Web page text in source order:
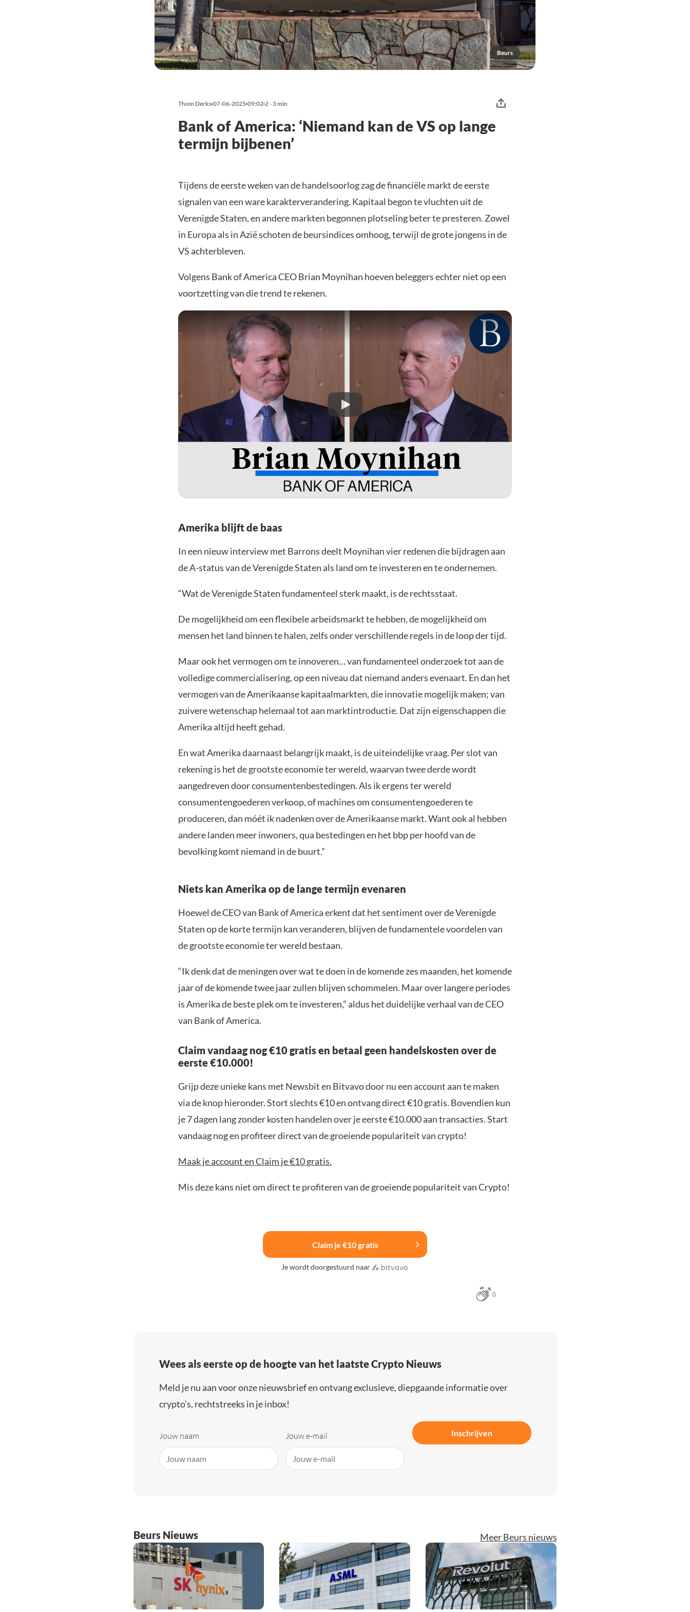
Beurs
Thom Derks 07-06-2025 09:02 2 - 3 min
Bank of America: ‘Niemand kan de VS op lange
termijn bijbenen’
Tijdens de eerste weken van de handelsoorlog zag de financiële markt de eerste
signalen van een ware karakterverandering. Kapitaal begon te vluchten uit de
Verenigde Staten, en andere markten begonnen plotseling beter te presteren. Zowel
in Europa als in Azië schoten de beursindices omhoog, terwijl de grote jongens in de
VS achterbleven.
Volgens Bank of America CEO Brian Moynihan hoeven beleggers echter niet op een
voortzetting van die trend te rekenen.
Amerika blijft de baas
In een nieuw interview met Barrons deelt Moynihan vier redenen die bijdragen aan
de A-status van de Verenigde Staten als land om te investeren en te ondernemen.
“Wat de Verenigde Staten fundamenteel sterk maakt, is de rechtsstaat.
De mogelijkheid om een flexibele arbeidsmarkt te hebben, de mogelijkheid om
mensen het land binnen te halen, zelfs onder verschillende regels in de loop der tijd.
Maar ook het vermogen om te innoveren… van fundamenteel onderzoek tot aan de
volledige commercialisering, op een niveau dat niemand anders evenaart. En dan het
vermogen van de Amerikaanse kapitaalmarkten, die innovatie mogelijk maken; van
zuivere wetenschap helemaal tot aan marktintroductie. Dat zijn eigenschappen die
Amerika altijd heeft gehad.
En wat Amerika daarnaast belangrijk maakt, is de uiteindelijke vraag. Per slot van
rekening is het de grootste economie ter wereld, waarvan twee derde wordt
aangedreven door consumentenbestedingen. Als ik ergens ter wereld
consumentengoederen verkoop, of machines om consumentengoederen te
produceren, dan móét ik nadenken over de Amerikaanse markt. Want ook al hebben
andere landen meer inwoners, qua bestedingen en het bbp per hoofd van de
bevolking komt niemand in de buurt.”
Niets kan Amerika op de lange termijn evenaren
Hoewel de CEO van Bank of America erkent dat het sentiment over de Verenigde
Staten op de korte termijn kan veranderen, blijven de fundamentele voordelen van
de grootste economie ter wereld bestaan.
“Ik denk dat de meningen over wat te doen in de komende zes maanden, het komende
jaar of de komende twee jaar zullen blijven schommelen. Maar over langere periodes
is Amerika de beste plek om te investeren,” aldus het duidelijke verhaal van de CEO
van Bank of America.
Claim vandaag nog €10 gratis en betaal geen handelskosten over de
eerste €10.000!
Grijp deze unieke kans met Newsbit en Bitvavo door nu een account aan te maken
via de knop hieronder. Stort slechts €10 en ontvang direct €10 gratis. Bovendien kun
je 7 dagen lang zonder kosten handelen over je eerste €10.000 aan transacties. Start
vandaag nog en profiteer direct van de groeiende populariteit van crypto!
Maak je account en Claim je €10 gratis.
Mis deze kans niet om direct te profiteren van de groeiende populariteit van Crypto!
Claim je €10 gratis
Je wordt doorgestuurd naar
0
Wees als eerste op de hoogte van het laatste Crypto Nieuws
Meld je nu aan voor onze nieuwsbrief en ontvang exclusieve, diepgaande informatie over
crypto’s, rechtstreeks in je inbox!
Jouw naam Jouw e-mail Inschrijven
Beurs Nieuws Meer Beurs nieuws